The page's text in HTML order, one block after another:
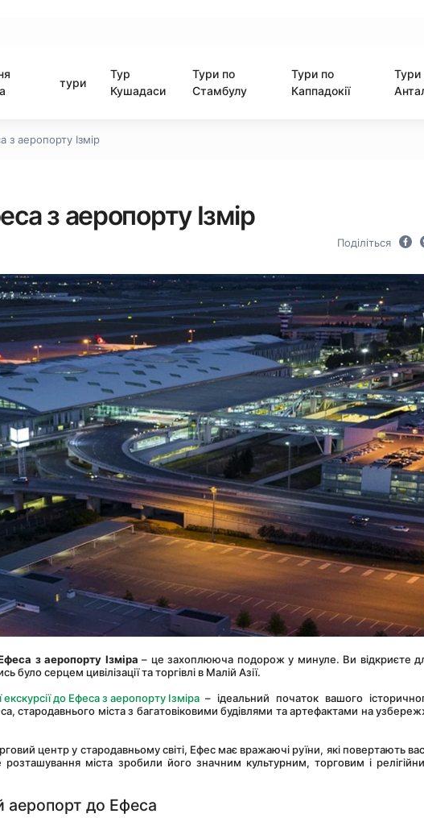
тури
Тур
Кушадаси
Тури по
Стамбулу
Тури по
Каппадокії
Тури
аеропорту Ізмір
з аеропорту Ізмір
Поділіться
з аеропорту Ізміра – це захоплююча подорож у минуле. Ви відкриєте
серцем цивілізації та торгівлі в Малій Азії.
до Ефеса з аеропорту Ізміра – ідеальний початок вашого
стародавнього міста з багатовіковими будівлями та артефактами на
розташування міста зробили його значним культурним, торговим і
аеропорт до Ефеса